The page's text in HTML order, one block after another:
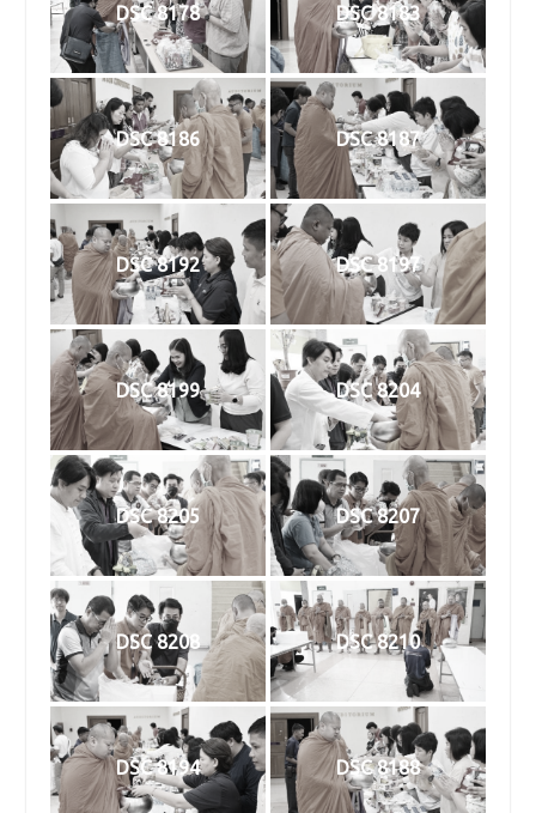
DSC 8178 DSC 8183
DSC 8186 DSC 8187
DSC 8192 DSC 8197
DSC 8199 DSC 8204
DSC 8205 DSC 8207
DSC 8208 DSC 8210
DSC 8194 DSC 8188